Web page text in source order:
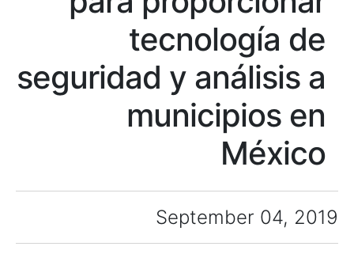
tecnología de
seguridad y análisis a
municipios en
México
September 04, 2019